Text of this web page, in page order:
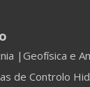
|Geofísica e
de Controlo